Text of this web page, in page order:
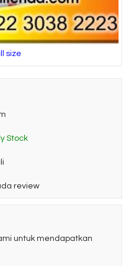
size
Stock
review
untuk mendapatkan